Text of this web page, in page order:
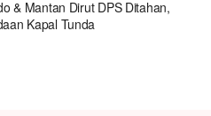
& Mantan Dirut DPS Ditahan,
Kapal Tunda